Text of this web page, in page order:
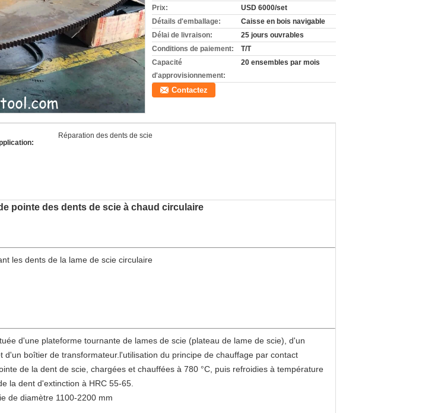
Prix:
USD 6000/set
Détails d'emballage:
Caisse en bois navigable
Délai de livraison:
25 jours ouvrables
Conditions de paiement:
T/T
Capacité
d'approvisionnement:
20 ensembles par mois
Contactez
Réparation des dents de scie
pointe des dents de scie à chaud circulaire
les dents de la lame de scie circulaire
d'une plateforme tournante de lames de scie (plateau de lame de scie), d'un
boîtier de transformateur.l'utilisation du principe de chauffage par contact
de la dent de scie, chargées et chauffées à 780 °C, puis refroidies à température
la dent d'extinction à HRC 55-65.
de diamètre 1100-2200 mm